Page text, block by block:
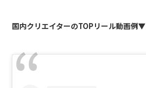
国内クリエイターのTOPリール動画例▼